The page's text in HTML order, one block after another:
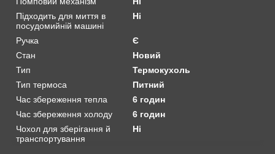
Підходить для миття в
посудомийній машині
Ні
Ручка
Є
Стан
Новий
Тип
Термокухоль
Тип термоса
Питний
Час збереження тепла
6 годин
Час збереження холоду
6 годин
Чохол для зберігання й
транспортування
Ні